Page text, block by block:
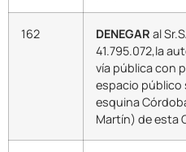
162 DENEGAR al
41.795.072,la
vía pública con
espacio público
esquina
Martín) de esta